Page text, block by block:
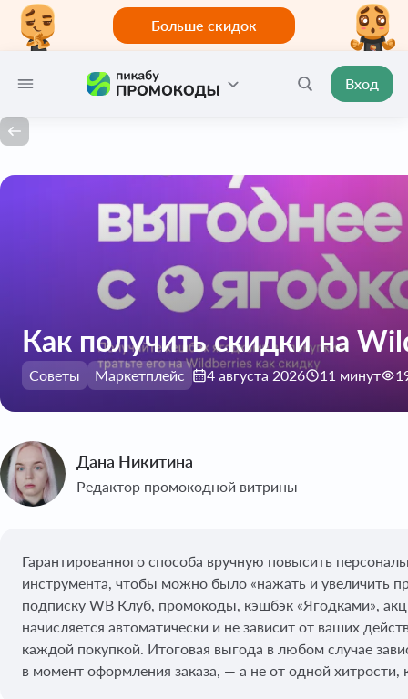
Больше скидок
Вход
Как получить скидки на
Советы Маркетплейс 4 августа 2026 11 минут
Дана Никитина
Редактор промокодной витрины
Гарантированного способа вручную повысить
инструмента, чтобы можно было «нажать и увеличить
подписку WB Клуб, промокоды, кэшбэк «Ягодками»,
начисляется автоматически и не зависит от ваших
каждой покупкой. Итоговая выгода в любом случае
в момент оформления заказа, — а не от одной хитрости,